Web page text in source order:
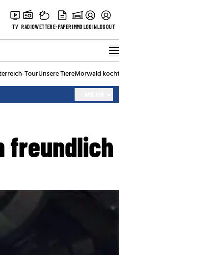
TV RADIOWETTERE-PAPERIMMOLOGINLOGOUT
TourUnsere TiereMörwald kocht
freundlich